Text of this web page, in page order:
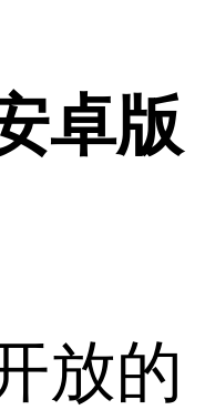
卓版
放的